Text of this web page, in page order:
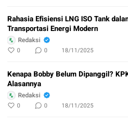
Rahasia Efisiensi LNG ISO Tank
Transportasi Energi Modern
Redaksi
0 0 18/11/2025
Kenapa Bobby Belum Dipanggil?
Alasannya
Redaksi
0 0 18/11/2025